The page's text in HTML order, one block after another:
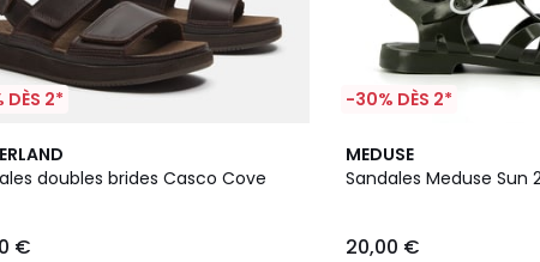
2*
doubles brides Casco Cove
€
-30% DÈS 2*
MEDUSE
Sandales Meduse Sun
20,00 €
5
/